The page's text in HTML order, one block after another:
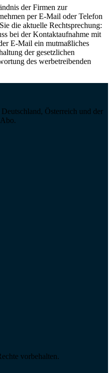
der Firmen zur
per E-Mail oder Telefon
die aktuelle Rechtsprechung:
bei der Kontaktaufnahme mit
E-Mail ein mutmaßliches
der gesetzlichen
des werbetreibenden
Österreich und der
vorbehalten.